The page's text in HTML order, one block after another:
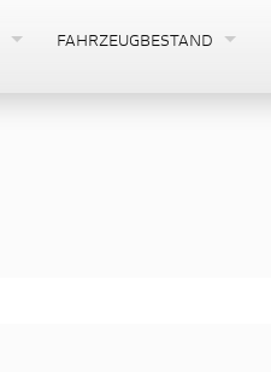
FAHRZEUGBESTAND